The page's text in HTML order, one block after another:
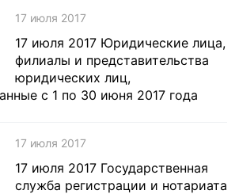
17 июля 2017
17 июля 2017 Юридические лица,
филиалы и представительства
юридических лиц,
с 1 по 30 июня 2017 года
17 июля 2017
17 июля 2017 Государственная
служба регистрации и нотариата